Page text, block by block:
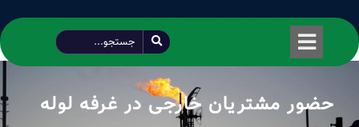
طراحی شده توسط محمود سیفی | 4215 887 0915
حضور مشتریان خارجی در غرفه لوله